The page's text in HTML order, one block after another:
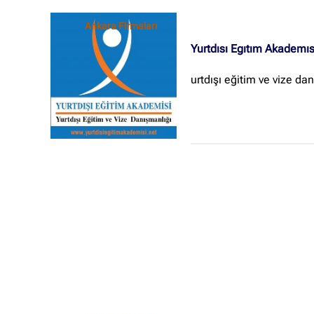
Ankara Firmaları
Yurtdısı Egıtım
urtdışı eğitim ve vize